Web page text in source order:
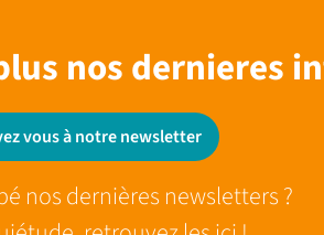
nos dernieres
vous à notre newsletter
nos dernières newsletters ?